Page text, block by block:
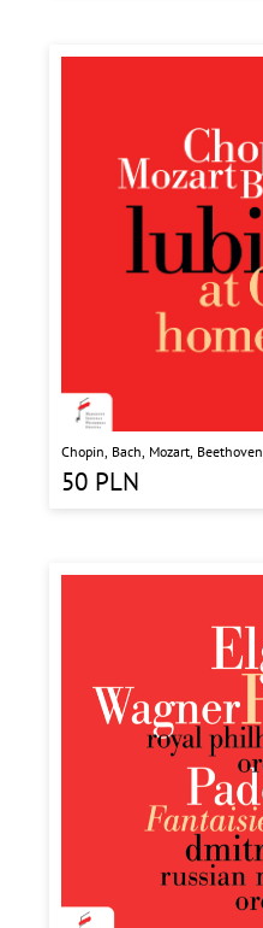
Chopin, Bach, Mozart, Beethoven
50 PLN